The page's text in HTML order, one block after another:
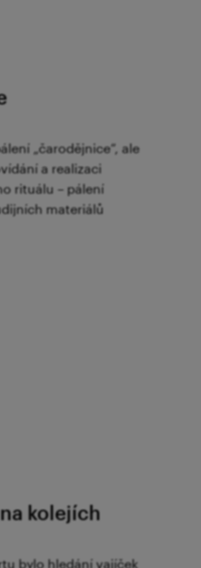
„čarodějnice“, ale
a realizaci
rituálu – pálení
materiálů
kolejích
bylo hledání vajíček